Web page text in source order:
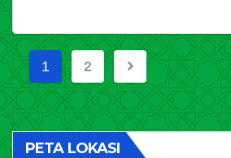
Posts
pagination
1 2
PETA LOKASI